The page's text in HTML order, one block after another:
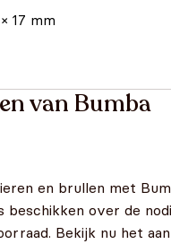
17 mm
van Bumba
en brullen met
beschikken over de
Bekijk nu het